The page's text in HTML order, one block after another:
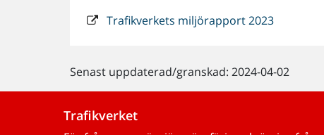
Trafikverkets miljörapport 2023
Senast uppdaterad/granskad: 2024-04-02
Trafikverket